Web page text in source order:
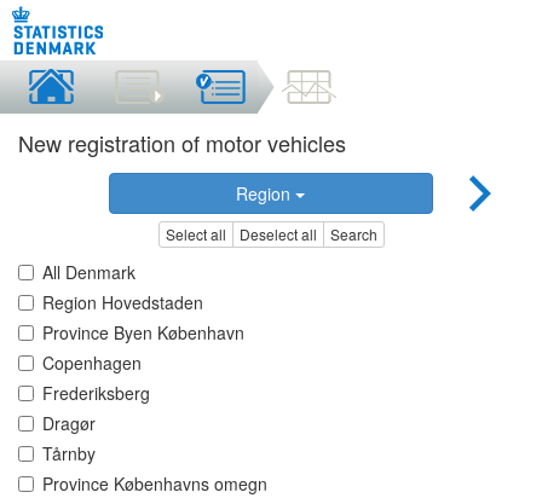
New registration of motor vehicles
Region
Select all Deselect all Search
All Denmark
Region Hovedstaden
Province Byen København
Copenhagen
Frederiksberg
Dragør
Tårnby
Province Københavns omegn